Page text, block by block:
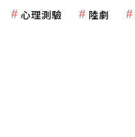
心理測驗 陸劇